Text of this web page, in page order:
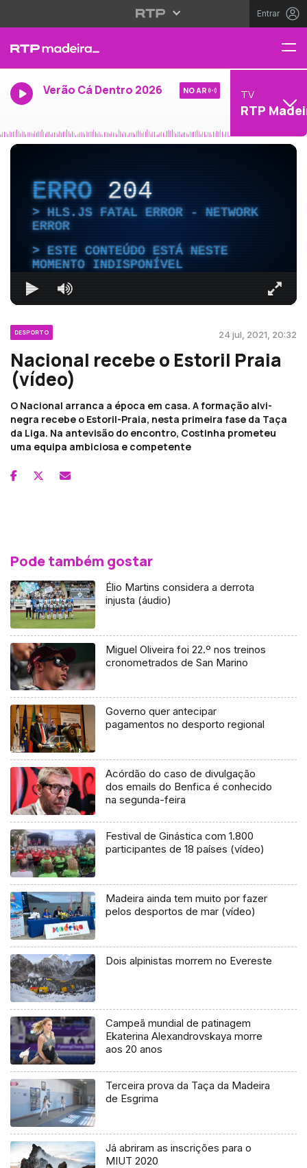
Entrar
Verão Cá Dentro 2026 NO AR TV
RTP
ERRO204
HLS.JS FATAL ERROR - NETWORK
ERROR
ESTE CONTEÚDO ESTÁ NESTE
MOMENTO INDISPONÍVEL
DESPORTO 24 jul, 2021, 20:32
Nacional recebe o Estoril Praia
(vídeo)
O Nacional arranca a época em casa. A formação alvi-
negra recebe o Estoril-Praia, nesta primeira fase da Taça
da Liga. Na antevisão do encontro, Costinha prometeu
uma equipa ambiciosa e competente
Pode também gostar
Élio Martins considera a derrota
injusta (áudio)
Miguel Oliveira foi 22.º nos treinos
cronometrados de San Marino
Governo quer antecipar
pagamentos no desporto regional
Acórdão do caso de divulgação
dos emails do Benfica é conhecido
na segunda-feira
Festival de Ginástica com 1.800
participantes de 18 países (vídeo)
Madeira ainda tem muito por fazer
pelos desportos de mar (vídeo)
Dois alpinistas morrem no Evereste
Campeã mundial de patinagem
Ekaterina Alexandrovskaya morre
aos 20 anos
Terceira prova da Taça da Madeira
de Esgrima
Já abriram as inscrições para o
MIUT 2020